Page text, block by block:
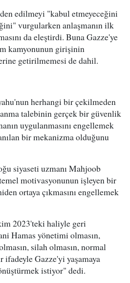
edilmeyi "kabul etmeyeceğini
vurgularken anlaşmanın ilk
da eleştirdi. Buna Gazze'ye
kamyonunun girişinin
getirilmemesi de dahil.
herhangi bir çekilmeden
talebinin gerçek bir güvenlik
uygulanmasını engellemek
bir mekanizma olduğunu
siyaseti uzmanı Mahjoob
motivasyonunun işleyen bir
ortaya çıkmasını engellemek
2023'teki haliyle geri
Hamas yönetimi olmasın,
silah olmasın, normal
ifadeyle Gazze'yi yaşamaya
istiyor" dedi.